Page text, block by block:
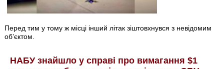
Перед тим у тому ж місці інший літак зіштовхнувся з невідомим
об’єктом.
НАБУ знайшло у справі про вимагання $1